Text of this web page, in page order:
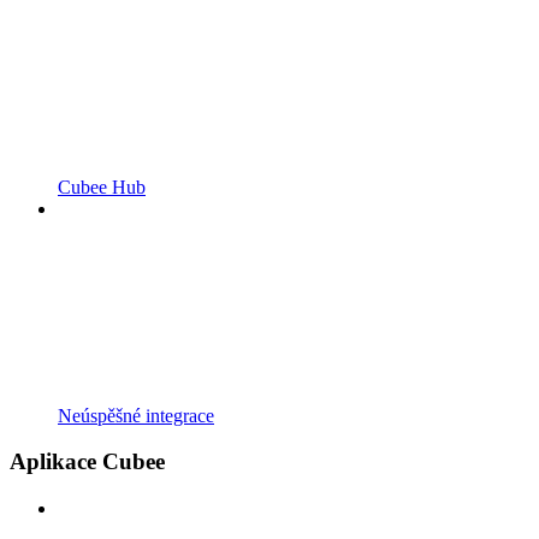
Cubee Hub
Neúspěšné integrace
Aplikace Cubee